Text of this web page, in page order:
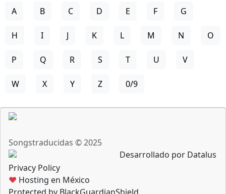
A B C D E F G
H I J K L M N O
P Q R S T U V
W X Y Z 0/9
Songstraducidas © 2025
Desarrollado por Datalus
Privacy Policy
♥ Hosting en México